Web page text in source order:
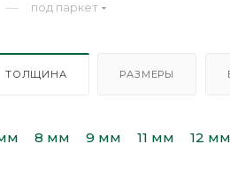
— под паркет
ТОЛЩИНА РАЗМЕРЫ
8 мм 9 мм 11 мм 12 мм